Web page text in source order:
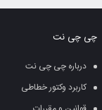
سبد
چی چی نت
درباره چی چی نت
کاربرد وکتور خطاطی